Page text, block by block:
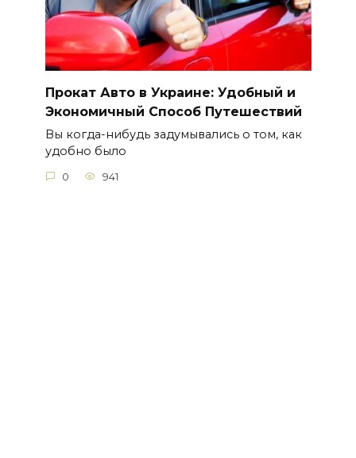
Прокат Авто в Украине: Удобный и
Экономичный Способ Путешествий
Вы когда-нибудь задумывались о том, как
удобно было
0 941